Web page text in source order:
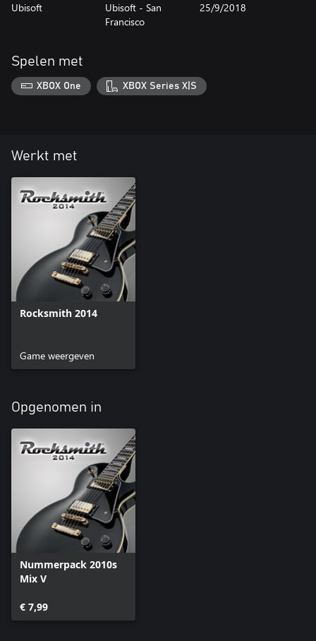
Ubisoft
Ubisoft - San
Francisco
25/9/2018
Spelen met
XBOX One XBOX Series X|S
Werkt met
Rocksmith 2014
Game weergeven
Opgenomen in
Nummerpack 2010s
Mix V
€ 7,99